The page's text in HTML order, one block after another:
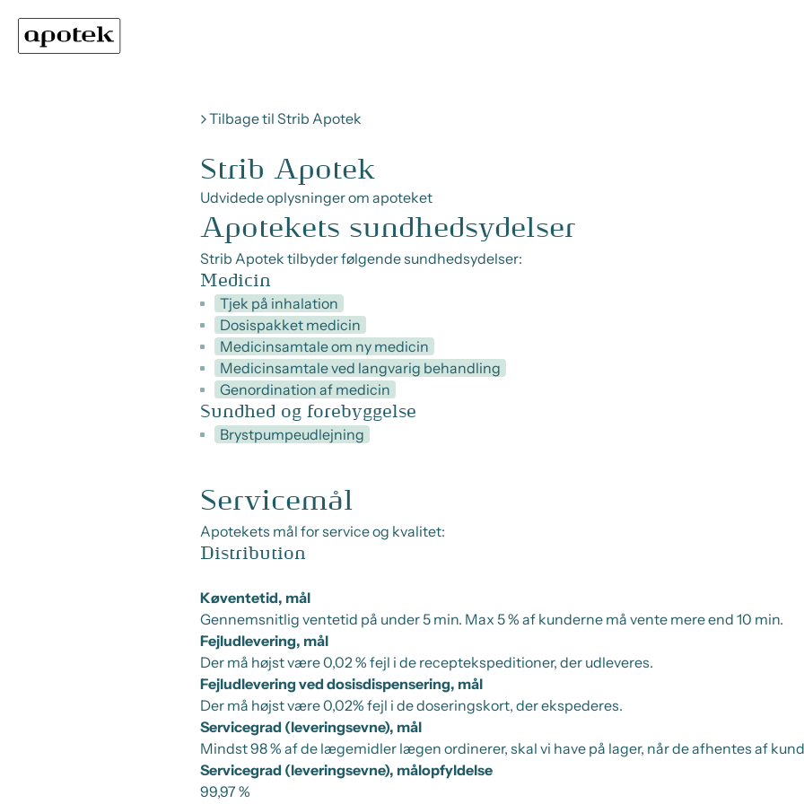
Tilbage til Strib Apotek
Strib Apotek
Udvidede oplysninger om apoteket
Apotekets sundhedsydelser
Strib Apotek tilbyder følgende sundhedsydelser:
Medicin
Tjek på inhalation
Dosispakket medicin
Medicinsamtale om ny medicin
Medicinsamtale ved langvarig behandling
Genordination af medicin
Sundhed og forebyggelse
Brystpumpeudlejning
Servicemål
Apotekets mål for service og kvalitet:
Distribution
Køventetid, mål
Gennemsnitlig ventetid på under 5 min. Max 5 % af kunderne må vente mere end 10 min.
Fejludlevering, mål
Der må højst være 0,02 % fejl i de receptekspeditioner, der udleveres.
Fejludlevering ved dosisdispensering, mål
Der må højst være 0,02% fejl i de doseringskort, der ekspederes.
Servicegrad (leveringsevne), mål
Mindst 98 % af de lægemidler lægen ordinerer, skal vi have på lager, når de afhentes af
Servicegrad (leveringsevne), målopfyldelse
99,97 %